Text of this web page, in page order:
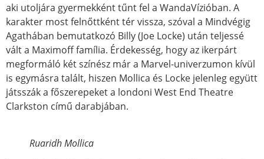
aki utoljára gyermekként tűnt fel a WandaVízióban. A
karakter most felnőttként tér vissza, szóval a Mindvégig
Agathában bemutatkozó Billy (Joe Locke) után teljessé
vált a Maximoff família. Érdekesség, hogy az ikerpárt
megformáló két színész már a Marvel-univerzumon kívül
is egymásra talált, hiszen Mollica és Locke jelenleg együtt
játsszák a főszerepeket a londoni West End Theatre
Clarkston című darabjában.
Ruaridh Mollica